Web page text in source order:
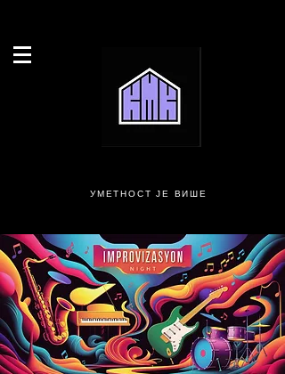
УМЕТНОСТ ЈЕ ВИШЕ